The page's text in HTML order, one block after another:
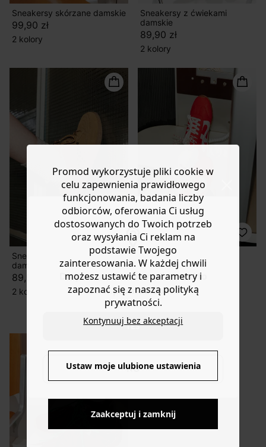
Do you want to be redirected to
www.promod.com ?
YES
NO
Sneakersy skórzane damskie
99,90 zł
2 kolory
Sneakersy z ćwiekami
damskie
89,90 zł
2 kolory
Sneakersy z ćwiekami
damskie
89,90 zł
2 kolory
Tenisówki
79,50 ZŁ
159,90 zł
-50%
2 kolory
Promod wykorzystuje pliki cookie w
celu zapewnienia prawidłowego
funkcjonowania, badania liczby
odbiorców, oferowania Ci usług
dostosowanych do Twoich potrzeb
oraz wysyłania Ci reklam na
podstawie Twojego
zainteresowania. W każdej chwili
możesz ustawić te parametry i
zapoznać się z naszą polityką
prywatności.
Kontynuuj bez akceptacji
Ustaw moje ulubione ustawienia
Zaakceptuj i zamknij